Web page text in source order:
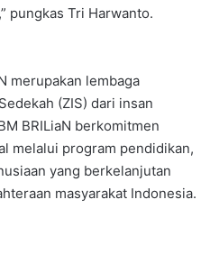
pungkas Tri Harwanto.
merupakan lembaga
(ZIS) dari insan
BRILiaN berkomitmen
melalui program pendidikan,
yang berkelanjutan
masyarakat Indonesia.